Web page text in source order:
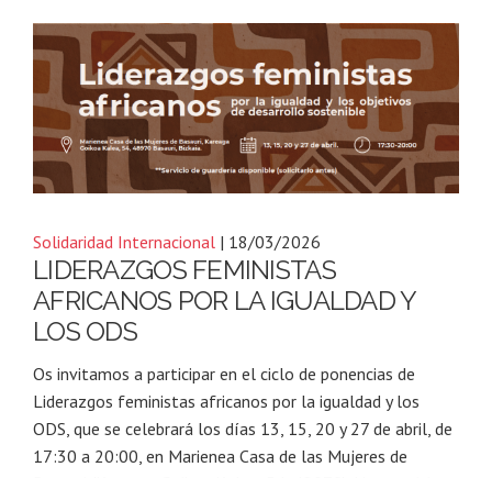
Solidaridad Internacional | 18/03/2026
LIDERAZGOS FEMINISTAS
AFRICANOS POR LA IGUALDAD Y
LOS ODS
Os invitamos a participar en el ciclo de ponencias de
Liderazgos feministas africanos por la igualdad y los
ODS, que se celebrará los días 13, 15, 20 y 27 de abril, de
17:30 a 20:00, en Marienea Casa de las Mujeres de